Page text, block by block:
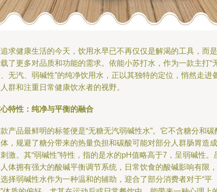
求健康生活的今天，饮用水早已不再仅仅是解渴的工具，而是
了更多对品质和功能的需求。依能小苏打水，作为一款主打“
无汽、弱碱性”的纯净饮用水，正以其独特的定位，悄然走进
群和注重日常健康饮水者的视野。
特性：纯净与平衡的融合
产品最鲜明的标签便是“无糖无汽弱碱性水”。它不含糖分和碳
，规避了糖分带来的热量负担和碳酸可能对部分人群肠胃造成
激。其“弱碱性”特性，指的是水的pH值略高于7，呈弱碱性。
体拥有强大的酸碱平衡调节系统，日常饮食的酸碱影响有限，
择弱碱性水作为一种温和的辅助，迎合了部分消费者对于“平